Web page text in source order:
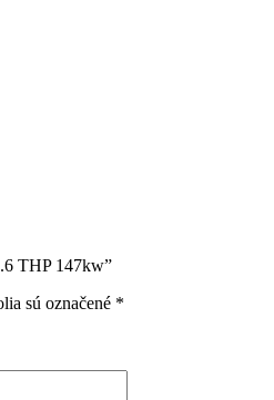
THP 147kw”
sú označené *